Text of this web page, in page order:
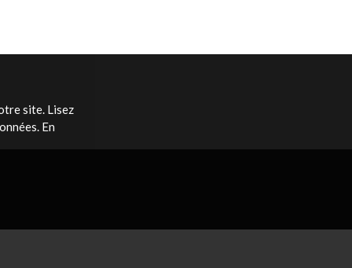
site. Lisez
En